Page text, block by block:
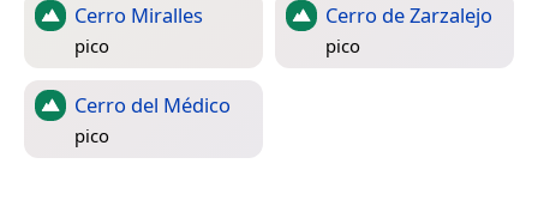
Cerro Miralles
pico
Cerro de Zarzalejo
pico
Cerro del Médico
pico